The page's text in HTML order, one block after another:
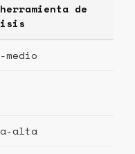
de
medio
alta